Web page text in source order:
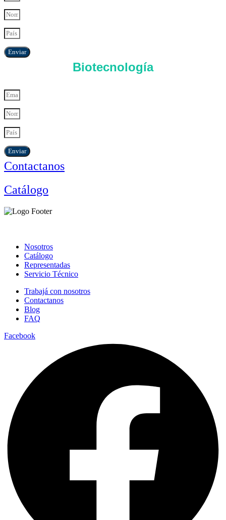
Enviar
Biotecnología
Enviar
Contactanos
Catálogo
Nosotros
Catálogo
Representadas
Servicio Técnico
Trabajá con nosotros
Contactanos
Blog
FAQ
Facebook